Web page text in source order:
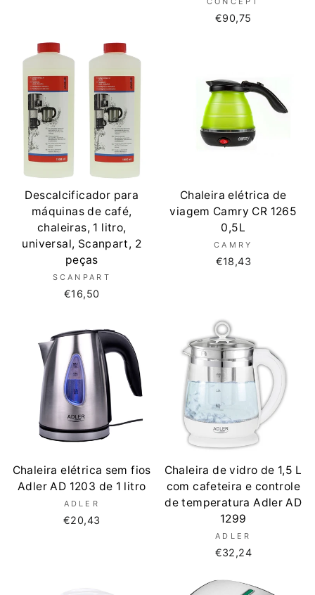
€90,75
Descalcificador para
máquinas de café,
chaleiras, 1 litro,
universal, Scanpart, 2
peças
SCANPART
€16,50
Chaleira elétrica de
viagem Camry CR 1265
0,5L
CAMRY
€18,43
Chaleira elétrica sem fios
Adler AD 1203 de 1 litro
ADLER
€20,43
Chaleira de vidro de 1,5 L
com cafeteira e controle
de temperatura Adler AD
1299
ADLER
€32,24